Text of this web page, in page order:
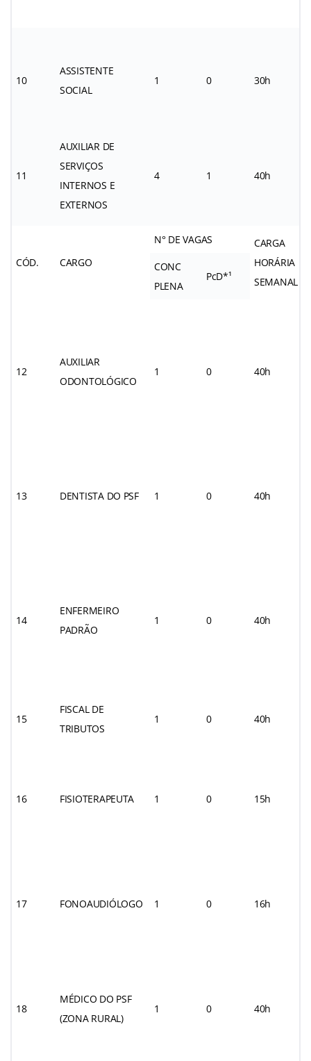
10
ASSISTENTE
SOCIAL
1 0 30h
11
AUXILIAR DE
SERVIÇOS
INTERNOS E
EXTERNOS
4 1 40h
CÓD. CARGO
N° DE VAGAS
CARGA
HORÁRIA
SEMANAL
CONC
PLENA
PcD*¹
12
AUXILIAR
ODONTOLÓGICO
1 0 40h
13 DENTISTA DO PSF 1 0 40h
14
ENFERMEIRO
PADRÃO
1 0 40h
15
FISCAL DE
TRIBUTOS
1 0 40h
16 FISIOTERAPEUTA 1 0 15h
17 FONOAUDIÓLOGO 1 0 16h
18
MÉDICO DO PSF
(ZONA RURAL)
1 0 40h